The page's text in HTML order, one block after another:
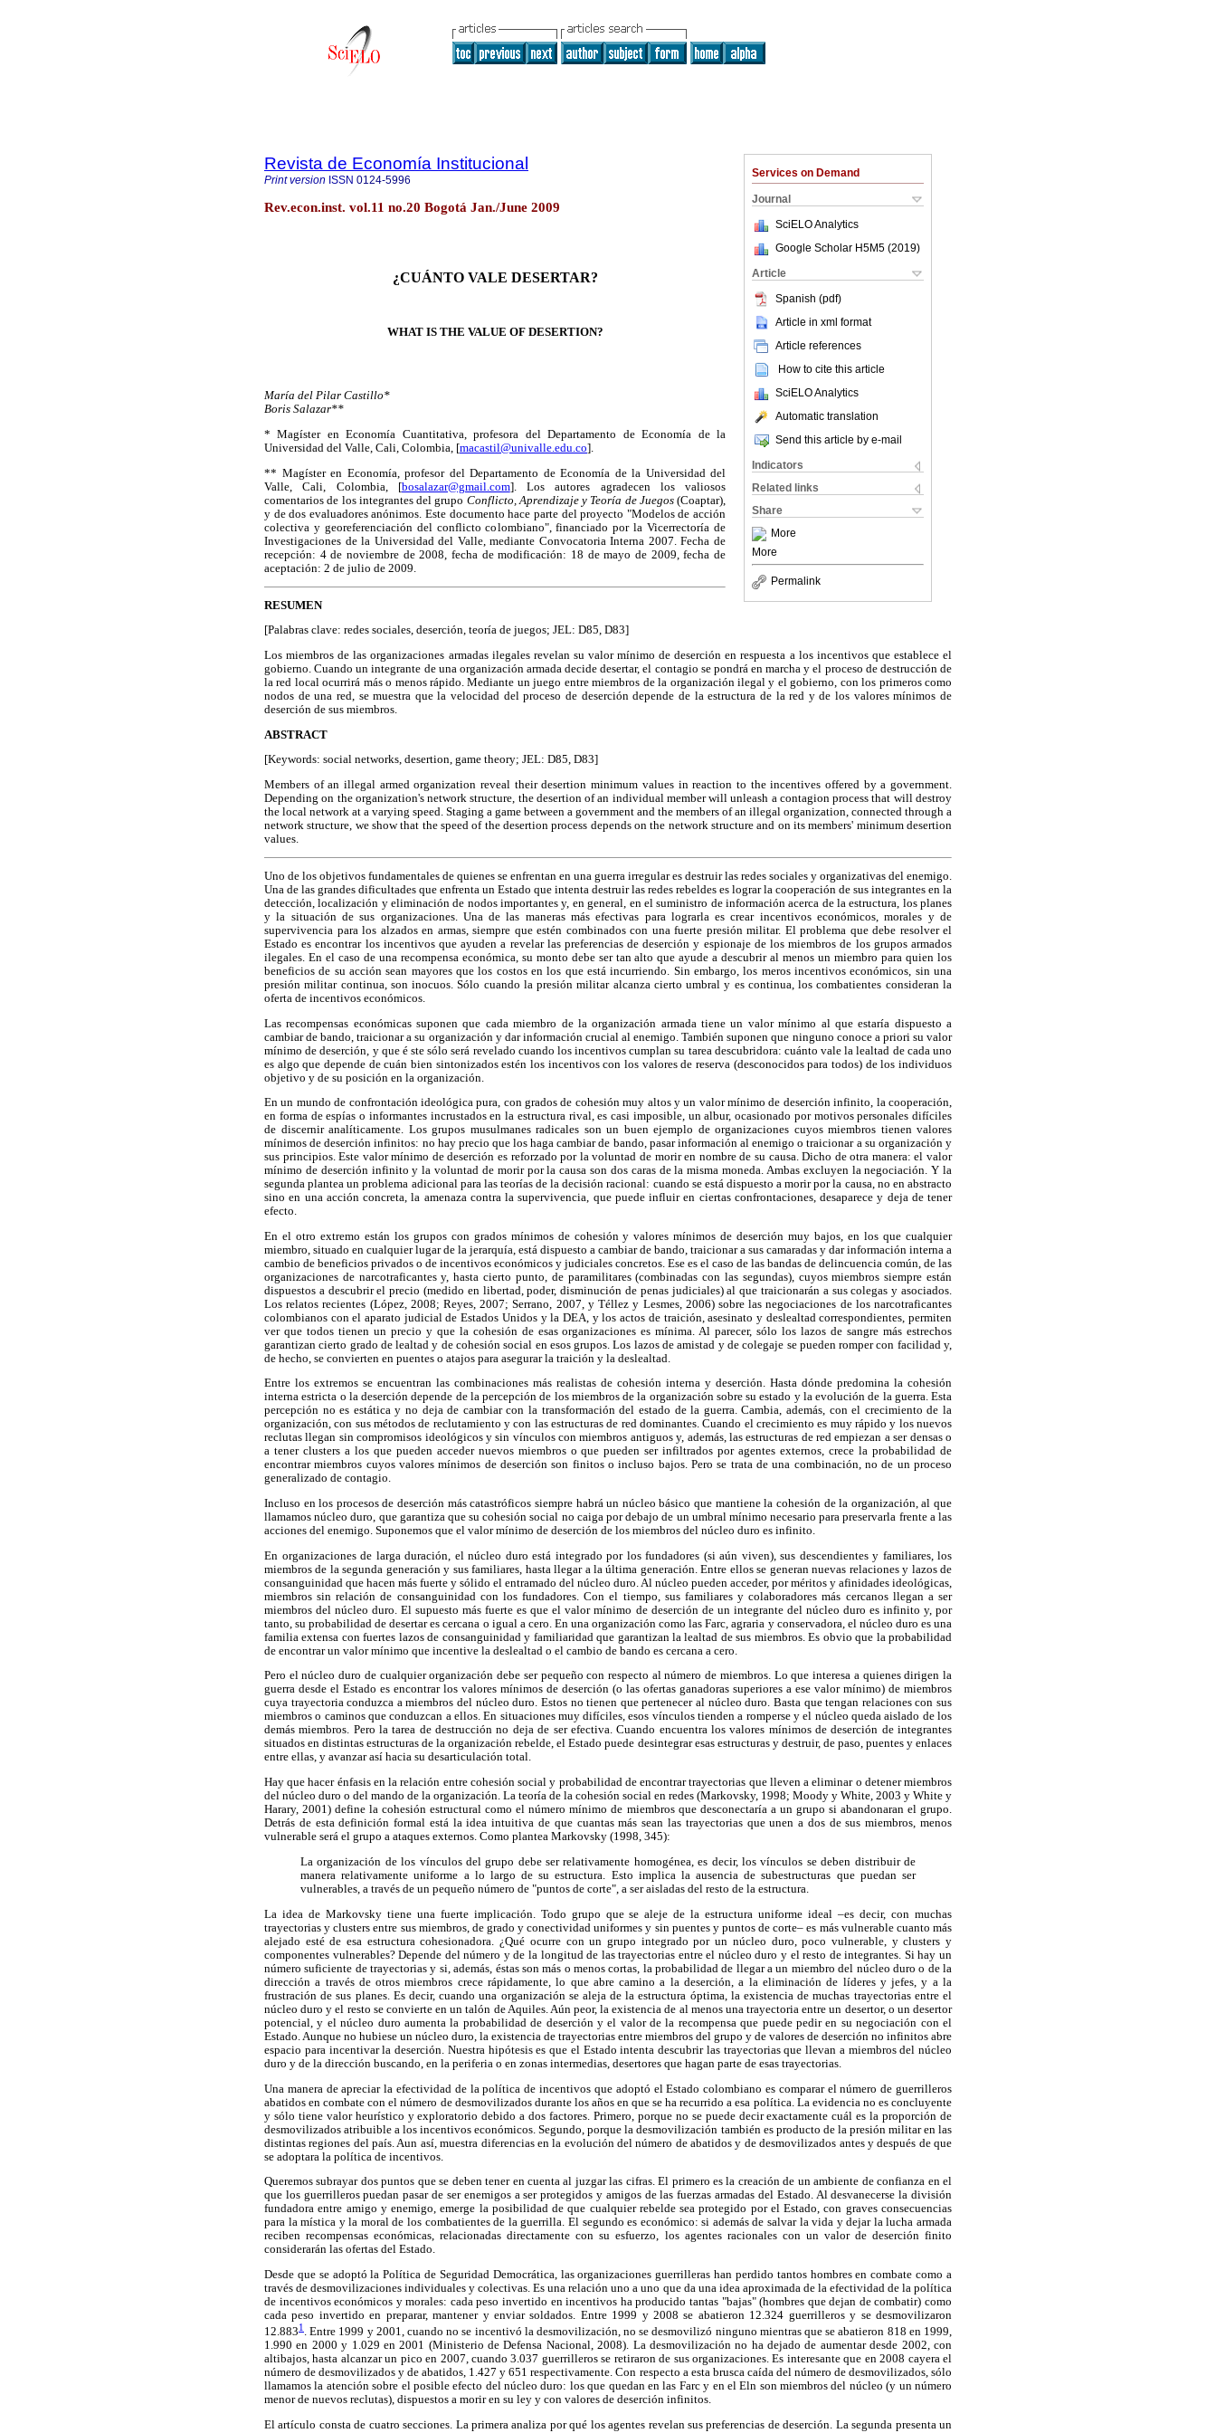
Services on Demand
Journal
SciELO Analytics
Google Scholar H5M5 (2019)
Article
Spanish (pdf)
Article in xml format
Article references
How to cite this article
SciELO Analytics
Automatic translation
Send this article by e-mail
Indicators
Related links
Share
More
More
Permalink
Revista de Economía Institucional
Print version ISSN 0124-5996
Rev.econ.inst. vol.11 no.20 Bogotá Jan./June 2009
¿CUÁNTO VALE DESERTAR?
WHAT IS THE VALUE OF DESERTION?
María del Pilar Castillo*
Boris Salazar**
* Magíster en Economía Cuantitativa, profesora del Departamento de Economía de la
Universidad del Valle, Cali, Colombia, [macastil@univalle.edu.co].
** Magíster en Economía, profesor del Departamento de Economía de la Universidad del
Valle, Cali, Colombia, [bosalazar@gmail.com]. Los autores agradecen los valiosos
comentarios de los integrantes del grupo Conflicto, Aprendizaje y Teoría de Juegos(Coaptar),
y de dos evaluadores anónimos. Este documento hace parte del proyecto "Modelos de acción
colectiva y georeferenciación del conflicto colombiano", financiado por la Vicerrectoría de
Investigaciones de la Universidad del Valle, mediante Convocatoria Interna 2007. Fecha de
recepción: 4 de noviembre de 2008, fecha de modificación: 18 de mayo de 2009, fecha de
aceptación: 2 de julio de 2009.
RESUMEN
[Palabras clave: redes sociales, deserción, teoría de juegos; JEL: D85, D83]
Los miembros de las organizaciones armadas ilegales revelan su valor mínimo de deserción en respuesta a los incentivos que establece el
gobierno. Cuando un integrante de una organización armada decide desertar, el contagio se pondrá en marcha y el proceso de destrucción de
la red local ocurrirá más o menos rápido. Mediante un juego entre miembros de la organización ilegal y el gobierno, con los primeros como
nodos de una red, se muestra que la velocidad del proceso de deserción depende de la estructura de la red y de los valores mínimos de
deserción de sus miembros.
ABSTRACT
[Keywords: social networks, desertion, game theory; JEL: D85, D83]
Members of an illegal armed organization reveal their desertion minimum values in reaction to the incentives offered by a government.
Depending on the organization's network structure, the desertion of an individual member will unleash a contagion process that will destroy
the local network at a varying speed. Staging a game between a government and the members of an illegal organization, connected through a
network structure, we show that the speed of the desertion process depends on the network structure and on its members' minimum desertion
values.
Uno de los objetivos fundamentales de quienes se enfrentan en una guerra irregular es destruir las redes sociales y organizativas del enemigo.
Una de las grandes dificultades que enfrenta un Estado que intenta destruir las redes rebeldes es lograr la cooperación de sus integrantes en la
detección, localización y eliminación de nodos importantes y, en general, en el suministro de información acerca de la estructura, los planes
y la situación de sus organizaciones. Una de las maneras más efectivas para lograrla es crear incentivos económicos, morales y de
supervivencia para los alzados en armas, siempre que estén combinados con una fuerte presión militar. El problema que debe resolver el
Estado es encontrar los incentivos que ayuden a revelar las preferencias de deserción y espionaje de los miembros de los grupos armados
ilegales. En el caso de una recompensa económica, su monto debe ser tan alto que ayude a descubrir al menos un miembro para quien los
beneficios de su acción sean mayores que los costos en los que está incurriendo. Sin embargo, los meros incentivos económicos, sin una
presión militar continua, son inocuos. Sólo cuando la presión militar alcanza cierto umbral y es continua, los combatientes consideran la
oferta de incentivos económicos.
Las recompensas económicas suponen que cada miembro de la organización armada tiene un valor mínimo al que estaría dispuesto a
cambiar de bando, traicionar a su organización y dar información crucial al enemigo. También suponen que ninguno conoce a priori su valor
mínimo de deserción, y que é ste sólo será revelado cuando los incentivos cumplan su tarea descubridora: cuánto vale la lealtad de cada uno
es algo que depende de cuán bien sintonizados estén los incentivos con los valores de reserva (desconocidos para todos) de los individuos
objetivo y de su posición en la organización.
En un mundo de confrontación ideológica pura, con grados de cohesión muy altos y un valor mínimo de deserción infinito, la cooperación,
en forma de espías o informantes incrustados en la estructura rival, es casi imposible, un albur, ocasionado por motivos personales difíciles
de discernir analíticamente. Los grupos musulmanes radicales son un buen ejemplo de organizaciones cuyos miembros tienen valores
mínimos de deserción infinitos: no hay precio que los haga cambiar de bando, pasar información al enemigo o traicionar a su organización y
sus principios. Este valor mínimo de deserción es reforzado por la voluntad de morir en nombre de su causa. Dicho de otra manera: el valor
mínimo de deserción infinito y la voluntad de morir por la causa son dos caras de la misma moneda. Ambas excluyen la negociación. Y la
segunda plantea un problema adicional para las teorías de la decisión racional: cuando se está dispuesto a morir por la causa, no en abstracto
sino en una acción concreta, la amenaza contra la supervivencia, que puede influir en ciertas confrontaciones, desaparece y deja de tener
efecto.
En el otro extremo están los grupos con grados mínimos de cohesión y valores mínimos de deserción muy bajos, en los que cualquier
miembro, situado en cualquier lugar de la jerarquía, está dispuesto a cambiar de bando, traicionar a sus camaradas y dar información interna a
cambio de beneficios privados o de incentivos económicos y judiciales concretos. Ese es el caso de las bandas de delincuencia común, de las
organizaciones de narcotraficantes y, hasta cierto punto, de paramilitares (combinadas con las segundas), cuyos miembros siempre están
dispuestos a descubrir el precio (medido en libertad, poder, disminución de penas judiciales) al que traicionarán a sus colegas y asociados.
Los relatos recientes (López, 2008; Reyes, 2007; Serrano, 2007, y Téllez y Lesmes, 2006) sobre las negociaciones de los narcotraficantes
colombianos con el aparato judicial de Estados Unidos y la DEA, y los actos de traición, asesinato y deslealtad correspondientes, permiten
ver que todos tienen un precio y que la cohesión de esas organizaciones es mínima. Al parecer, sólo los lazos de sangre más estrechos
garantizan cierto grado de lealtad y de cohesión social en esos grupos. Los lazos de amistad y de colegaje se pueden romper con facilidad y,
de hecho, se convierten en puentes o atajos para asegurar la traición y la deslealtad.
Entre los extremos se encuentran las combinaciones más realistas de cohesión interna y deserción. Hasta dónde predomina la cohesión
interna estricta o la deserción depende de la percepción de los miembros de la organización sobre su estado y la evolución de la guerra. Esta
percepción no es estática y no deja de cambiar con la transformación del estado de la guerra. Cambia, además, con el crecimiento de la
organización, con sus métodos de reclutamiento y con las estructuras de red dominantes. Cuando el crecimiento es muy rápido y los nuevos
reclutas llegan sin compromisos ideológicos y sin vínculos con miembros antiguos y, además, las estructuras de red empiezan a ser densas o
a tener clusters a los que pueden acceder nuevos miembros o que pueden ser infiltrados por agentes externos, crece la probabilidad de
encontrar miembros cuyos valores mínimos de deserción son finitos o incluso bajos. Pero se trata de una combinación, no de un proceso
generalizado de contagio.
Incluso en los procesos de deserción más catastróficos siempre habrá un núcleo básico que mantiene la cohesión de la organización, al que
llamamos núcleo duro, que garantiza que su cohesión social no caiga por debajo de un umbral mínimo necesario para preservarla frente a las
acciones del enemigo. Suponemos que el valor mínimo de deserción de los miembros del núcleo duro es infinito.
En organizaciones de larga duración, el núcleo duro está integrado por los fundadores (si aún viven), sus descendientes y familiares, los
miembros de la segunda generación y sus familiares, hasta llegar a la última generación. Entre ellos se generan nuevas relaciones y lazos de
consanguinidad que hacen más fuerte y sólido el entramado del núcleo duro. Al núcleo pueden acceder, por méritos y afinidades ideológicas,
miembros sin relación de consanguinidad con los fundadores. Con el tiempo, sus familiares y colaboradores más cercanos llegan a ser
miembros del núcleo duro. El supuesto más fuerte es que el valor mínimo de deserción de un integrante del núcleo duro es infinito y, por
tanto, su probabilidad de desertar es cercana o igual a cero. En una organización como las Farc, agraria y conservadora, el núcleo duro es una
familia extensa con fuertes lazos de consanguinidad y familiaridad que garantizan la lealtad de sus miembros. Es obvio que la probabilidad
de encontrar un valor mínimo que incentive la deslealtad o el cambio de bando es cercana a cero.
Pero el núcleo duro de cualquier organización debe ser pequeño con respecto al número de miembros. Lo que interesa a quienes dirigen la
guerra desde el Estado es encontrar los valores mínimos de deserción (o las ofertas ganadoras superiores a ese valor mínimo) de miembros
cuya trayectoria conduzca a miembros del núcleo duro. Estos no tienen que pertenecer al núcleo duro. Basta que tengan relaciones con sus
miembros o caminos que conduzcan a ellos. En situaciones muy difíciles, esos vínculos tienden a romperse y el núcleo queda aislado de los
demás miembros. Pero la tarea de destrucción no deja de ser efectiva. Cuando encuentra los valores mínimos de deserción de integrantes
situados en distintas estructuras de la organización rebelde, el Estado puede desintegrar esas estructuras y destruir, de paso, puentes y enlaces
entre ellas, y avanzar así hacia su desarticulación total.
Hay que hacer énfasis en la relación entre cohesión social y probabilidad de encontrar trayectorias que lleven a eliminar o detener miembros
del núcleo duro o del mando de la organización. La teoría de la cohesión social en redes (Markovsky, 1998; Moody y White, 2003 y White y
Harary, 2001) define la cohesión estructural como el número mínimo de miembros que desconectaría a un grupo si abandonaran el grupo.
Detrás de esta definición formal está la idea intuitiva de que cuantas más sean las trayectorias que unen a dos de sus miembros, menos
vulnerable será el grupo a ataques externos. Como plantea Markovsky (1998, 345):
La organización de los vínculos del grupo debe ser relativamente homogénea, es decir, los vínculos se deben distribuir de
manera relativamente uniforme a lo largo de su estructura. Esto implica la ausencia de subestructuras que puedan ser
vulnerables, a través de un pequeño número de "puntos de corte", a ser aisladas del resto de la estructura.
La idea de Markovsky tiene una fuerte implicación. Todo grupo que se aleje de la estructura uniforme ideal –es decir, con muchas
trayectorias y clusters entre sus miembros, de grado y conectividad uniformes y sin puentes y puntos de corte– es más vulnerable cuanto más
alejado esté de esa estructura cohesionadora. ¿Qué ocurre con un grupo integrado por un núcleo duro, poco vulnerable, y clusters y
componentes vulnerables? Depende del número y de la longitud de las trayectorias entre el núcleo duro y el resto de integrantes. Si hay un
número suficiente de trayectorias y si, además, éstas son más o menos cortas, la probabilidad de llegar a un miembro del núcleo duro o de la
dirección a través de otros miembros crece rápidamente, lo que abre camino a la deserción, a la eliminación de líderes y jefes, y a la
frustración de sus planes. Es decir, cuando una organización se aleja de la estructura óptima, la existencia de muchas trayectorias entre el
núcleo duro y el resto se convierte en un talón de Aquiles. Aún peor, la existencia de al menos una trayectoria entre un desertor, o un desertor
potencial, y el núcleo duro aumenta la probabilidad de deserción y el valor de la recompensa que puede pedir en su negociación con el
Estado. Aunque no hubiese un núcleo duro, la existencia de trayectorias entre miembros del grupo y de valores de deserción no infinitos abre
espacio para incentivar la deserción. Nuestra hipótesis es que el Estado intenta descubrir las trayectorias que llevan a miembros del núcleo
duro y de la dirección buscando, en la periferia o en zonas intermedias, desertores que hagan parte de esas trayectorias.
Una manera de apreciar la efectividad de la política de incentivos que adoptó el Estado colombiano es comparar el número de guerrilleros
abatidos en combate con el número de desmovilizados durante los años en que se ha recurrido a esa política. La evidencia no es concluyente
y sólo tiene valor heurístico y exploratorio debido a dos factores. Primero, porque no se puede decir exactamente cuál es la proporción de
desmovilizados atribuible a los incentivos económicos. Segundo, porque la desmovilización también es producto de la presión militar en las
distintas regiones del país. Aun así, muestra diferencias en la evolución del número de abatidos y de desmovilizados antes y después de que
se adoptara la política de incentivos.
Queremos subrayar dos puntos que se deben tener en cuenta al juzgar las cifras. El primero es la creación de un ambiente de confianza en el
que los guerrilleros puedan pasar de ser enemigos a ser protegidos y amigos de las fuerzas armadas del Estado. Al desvanecerse la división
fundadora entre amigo y enemigo, emerge la posibilidad de que cualquier rebelde sea protegido por el Estado, con graves consecuencias
para la mística y la moral de los combatientes de la guerrilla. El segundo es económico: si además de salvar la vida y dejar la lucha armada
reciben recompensas económicas, relacionadas directamente con su esfuerzo, los agentes racionales con un valor de deserción finito
considerarán las ofertas del Estado.
Desde que se adoptó la Política de Seguridad Democrática, las organizaciones guerrilleras han perdido tantos hombres en combate como a
través de desmovilizaciones individuales y colectivas. Es una relación uno a uno que da una idea aproximada de la efectividad de la política
de incentivos económicos y morales: cada peso invertido en incentivos ha producido tantas "bajas" (hombres que dejan de combatir) como
cada peso invertido en preparar, mantener y enviar soldados. Entre 1999 y 2008 se abatieron 12.324 guerrilleros y se desmovilizaron
12.8831 . Entre 1999 y 2001, cuando no se incentivó la desmovilización, no se desmovilizó ninguno mientras que se abatieron 818 en 1999,
1.990 en 2000 y 1.029 en 2001 (Ministerio de Defensa Nacional, 2008). La desmovilización no ha dejado de aumentar desde 2002, con
altibajos, hasta alcanzar un pico en 2007, cuando 3.037 guerrilleros se retiraron de sus organizaciones. Es interesante que en 2008 cayera el
número de desmovilizados y de abatidos, 1.427 y 651 respectivamente. Con respecto a esta brusca caída del número de desmovilizados, sólo
llamamos la atención sobre el posible efecto del núcleo duro: los que quedan en las Farc y en el Eln son miembros del núcleo (y un número
menor de nuevos reclutas), dispuestos a morir en su ley y con valores de deserción infinitos.
El artículo consta de cuatro secciones. La primera analiza por qué los agentes revelan sus preferencias de deserción. La segunda presenta un